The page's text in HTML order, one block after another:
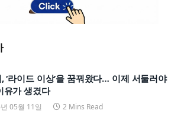
‘라이드 이상’을 꿈꿔왔다… 이제 서둘러야
유가 생겼다
05월 11일 2 Mins Read